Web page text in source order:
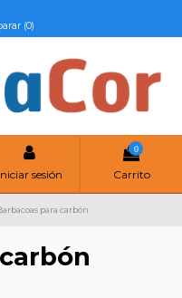
(0)
sesión
0
Carrito
para carbón